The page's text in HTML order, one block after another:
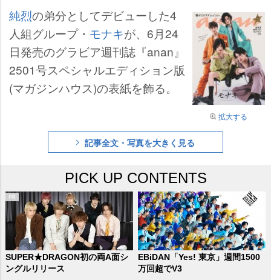
拡大する
純烈の弟分としてデビューした4
人組グループ・ モナキが、6月24
日発売のグラビア週刊誌『anan』
2501号スペシャルエディション版
(マガジンハウス)の表紙を飾る。
記事全文・写真を大きく見る
PICK UP CONTENTS
SUPER★DRAGON初の両A面シ
ングルリリース
EBiDAN「Yes! 東京」週間1500
万回超でV3